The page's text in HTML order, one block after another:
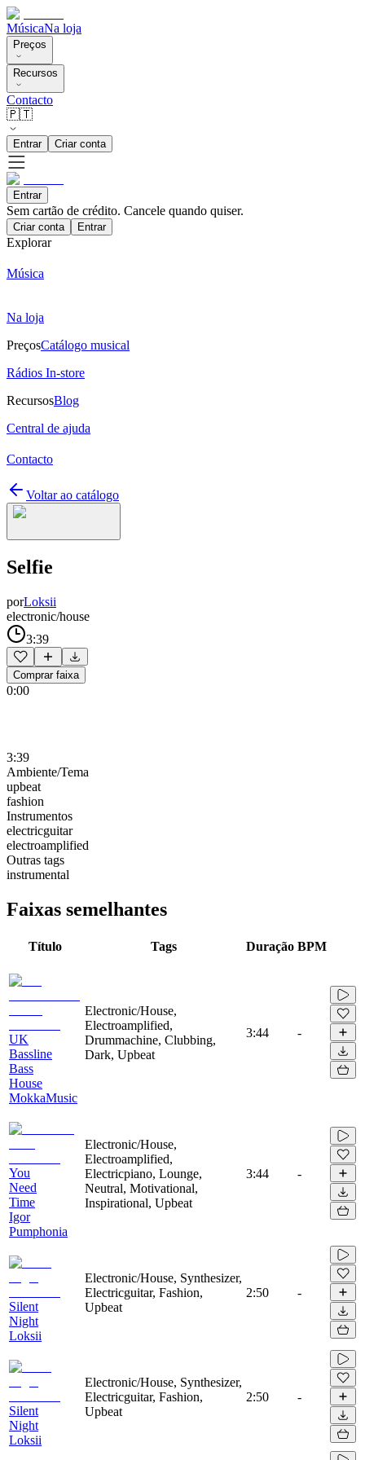
MúsicaNa loja
Preços
Recursos
Contacto
🇵🇹
Entrar Criar conta
Entrar
Sem cartão de crédito. Cancele quando quiser.
Criar conta Entrar
Explorar
Música
Na loja
PreçosCatálogo musical
Rádios In-store
RecursosBlog
Central de ajuda
Contacto
Voltar ao catálogo
Selfie
porLoksii
electronic/house
3:39
Comprar faixa
0:00
3:39
Ambiente/Tema
upbeat
fashion
Instrumentos
electricguitar
electroamplified
Outras tags
instrumental
Faixas semelhantes
Título Tags Duração BPM
UK
Bassline
Bass
House
MokkaMusic
Electronic/House,
Electroamplified,
Drummachine, Clubbing,
Dark, Upbeat
3:44 -
You
Need
Time
Igor
Pumphonia
Electronic/House,
Electroamplified,
Electricpiano, Lounge,
Neutral, Motivational,
Inspirational, Upbeat
3:44 -
Silent
Night
Loksii
Electronic/House, Synthesizer,
Electricguitar, Fashion,
Upbeat
2:50 -
Silent
Night
Loksii
Electronic/House, Synthesizer,
Electricguitar, Fashion,
Upbeat
2:50 -